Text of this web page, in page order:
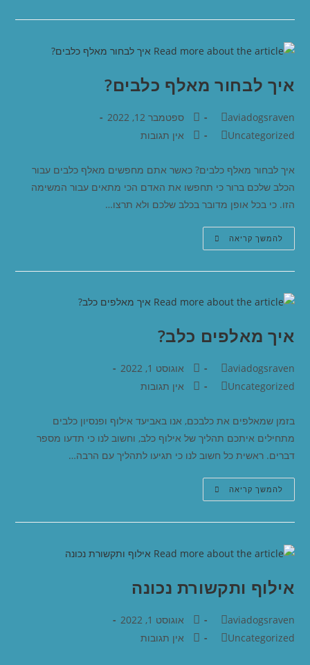
איך לבחור מאלף כלבים?
aviadogsraven
ספטמבר 12, 2022
Uncategorized
אין תגובות
איך לבחור מאלף כלבים? כאשר אתם מחפשים מאלף כלבים עבור
הכלב שלכם ברור כי תחפשו את האדם הכי מתאים עבור המשימה
הזו. כי בכל אופן מדובר בכלב שלכם ולא תרצו…
להמשך קריאה
איך מאלפים כלב?
aviadogsraven
אוגוסט 1, 2022
Uncategorized
אין תגובות
בזמן שמאלפים את כלבכם, אנו באביעד אילוף ופנסיון כלבים
מתחילים איתכם תהליך של אילוף כלב, וחשוב לנו כי תדעו מספר
דברים. ראשית כל חשוב לנו כי תגיעו לתהליך עם הרבה…
להמשך קריאה
אילוף ותקשורת נכונה
aviadogsraven
אוגוסט 1, 2022
Uncategorized
אין תגובות